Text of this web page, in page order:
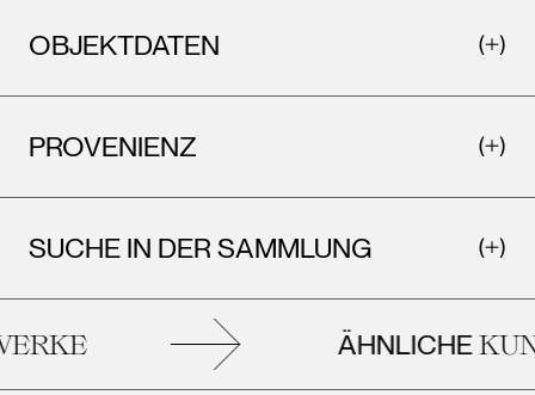
OBJEKTDATEN
PROVENIENZ
SUCHE IN DER SAMMLUNG
ÄHNLICHE